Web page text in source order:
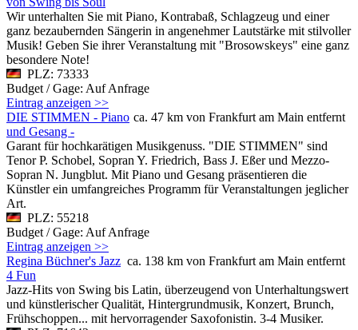
Wir unterhalten Sie mit Piano, Kontrabaß, Schlagzeug und einer
ganz bezaubernden Sängerin in angenehmer Lautstärke mit stilvoller
Musik! Geben Sie ihrer Veranstaltung mit "Brosowskeys" eine ganz
besondere Note!
PLZ: 73333
Budget / Gage: Auf Anfrage
Eintrag anzeigen >>
ca. 47 km von Frankfurt am Main entfernt
DIE STIMMEN - Piano
und Gesang -
Garant für hochkarätigen Musikgenuss. "DIE STIMMEN" sind
Tenor P. Schobel, Sopran Y. Friedrich, Bass J. Eßer und Mezzo-
Sopran N. Jungblut. Mit Piano und Gesang präsentieren die
Künstler ein umfangreiches Programm für Veranstaltungen jeglicher
Art.
PLZ: 55218
Budget / Gage: Auf Anfrage
Eintrag anzeigen >>
ca. 138 km von Frankfurt am Main entfernt
Regina Büchner's Jazz
4 Fun
Jazz-Hits von Swing bis Latin, überzeugend von Unterhaltungswert
und künstlerischer Qualität, Hintergrundmusik, Konzert, Brunch,
Frühschoppen... mit hervorragender Saxofonistin. 3-4 Musiker.